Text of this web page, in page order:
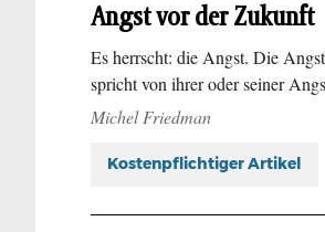
Angst vor der Zukunft
Es herrscht: die Angst. Die
spricht von ihrer oder seiner
Michel Friedman
Kostenpflichtiger Artikel